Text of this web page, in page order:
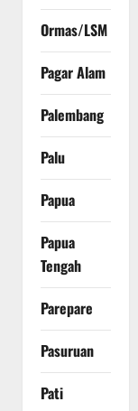
Ormas/LSM
Pagar Alam
Palembang
Palu
Papua
Papua
Tengah
Parepare
Pasuruan
Pati